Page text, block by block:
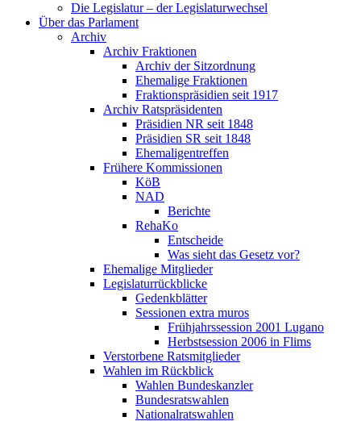
Die Legislatur – der Legislaturwechsel
Über das Parlament
Archiv
Archiv Fraktionen
Archiv der Sitzordnung
Ehemalige Fraktionen
Fraktionspräsidien seit 1917
Archiv Ratspräsidenten
Präsidien NR seit 1848
Präsidien SR seit 1848
Ehemaligentreffen
Frühere Kommissionen
KöB
NAD
Berichte
RehaKo
Entscheide
Was sieht das Gesetz vor?
Ehemalige Mitglieder
Legislaturrückblicke
Gedenkblätter
Sessionen extra muros
Frühjahrssession 2001 Lugano
Herbstsession 2006 in Flims
Verstorbene Ratsmitglieder
Wahlen im Rückblick
Wahlen Bundeskanzler
Bundesratswahlen
Nationalratswahlen